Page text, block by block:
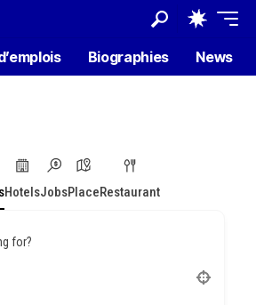
Biographies News
HotelsJobsPlaceRestaurant
for?